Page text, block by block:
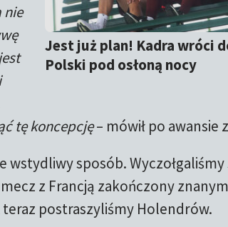
Jest już plan! Kadra wróci
Polski pod osłoną nocy
nie
tę koncepcję– mówił po awansie
wstydliwy sposób. Wyczołgaliśmy
z Francją zakończony znanym
postraszyliśmy Holendrów.